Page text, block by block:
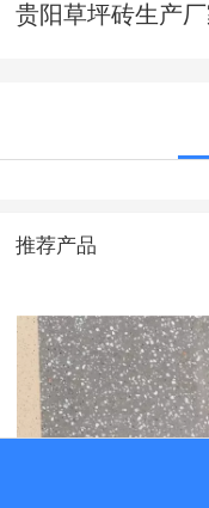
贵阳草坪砖生产
推荐产品